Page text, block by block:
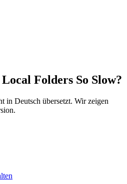
Folders So Slow?
in Deutsch übersetzt. Wir zeigen